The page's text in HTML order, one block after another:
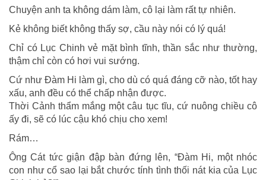
Chuyện anh ta không dám làm, cô lại làm rất tự nhiên.
Kẻ không biết không thấy sợ, cầu này nói có lý quá!
Chỉ có Lục Chinh vẻ mặt bình tĩnh, thần sắc như thường,
thậm chỉ còn có hơi vui sướng.
Cứ như Đàm Hi làm gì, cho dù có quá đáng cỡ nào, tốt hay
xấu, anh đều có thể chấp nhận được.
Thời Cảnh thẩm mắng một câu tục tĩu, cứ nuông chiều cô
ấy đi, sẽ có lúc cậu khó chịu cho xem!
Rám…
Ông Cát tức giận đập bàn đứng lên, “Đàm Hi, một nhóc
con như cổ sao lại bắt chước tính tình thối nát kia của Lục